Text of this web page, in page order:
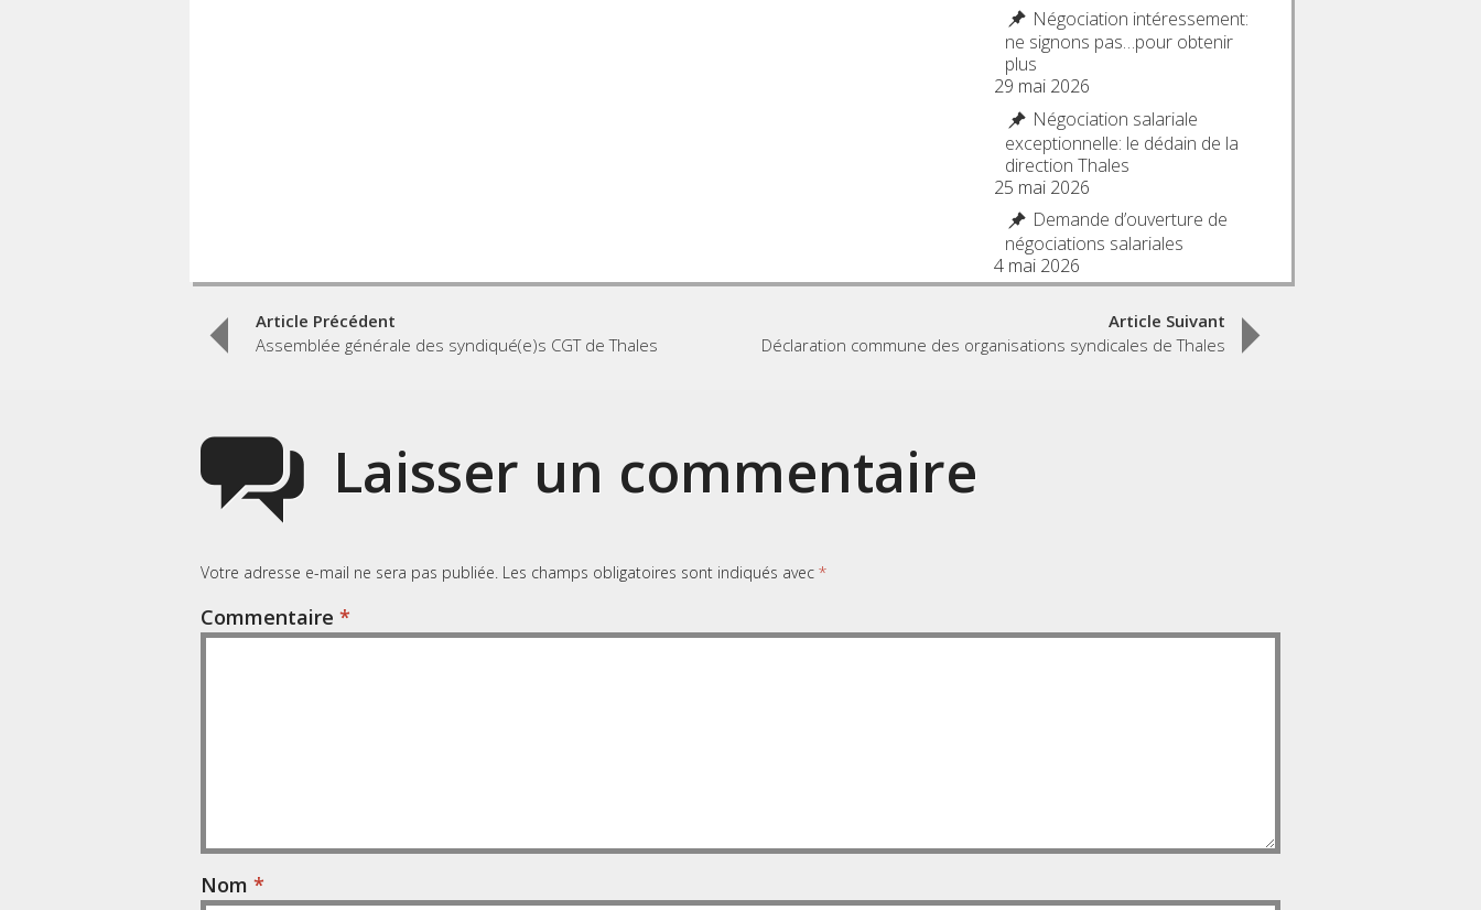
Négociation intéressement:
ne signons pas…pour obtenir
plus
29 mai 2026
Négociation salariale
exceptionnelle: le dédain de la
direction Thales
25 mai 2026
Demande d’ouverture de
négociations salariales
4 mai 2026
PostArticle Précédent
Assemblée générale des syndiqué(e)s CGT de Thales
Article Suivant
Déclaration commune des organisations syndicales de Thales
Laisser un commentaire
Votre adresse e-mail ne sera pas publiée. Les champs obligatoires sont indiqués avec *
Commentaire *
Nom *